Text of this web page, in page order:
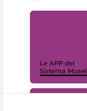
Le APP del
Sistema Musei